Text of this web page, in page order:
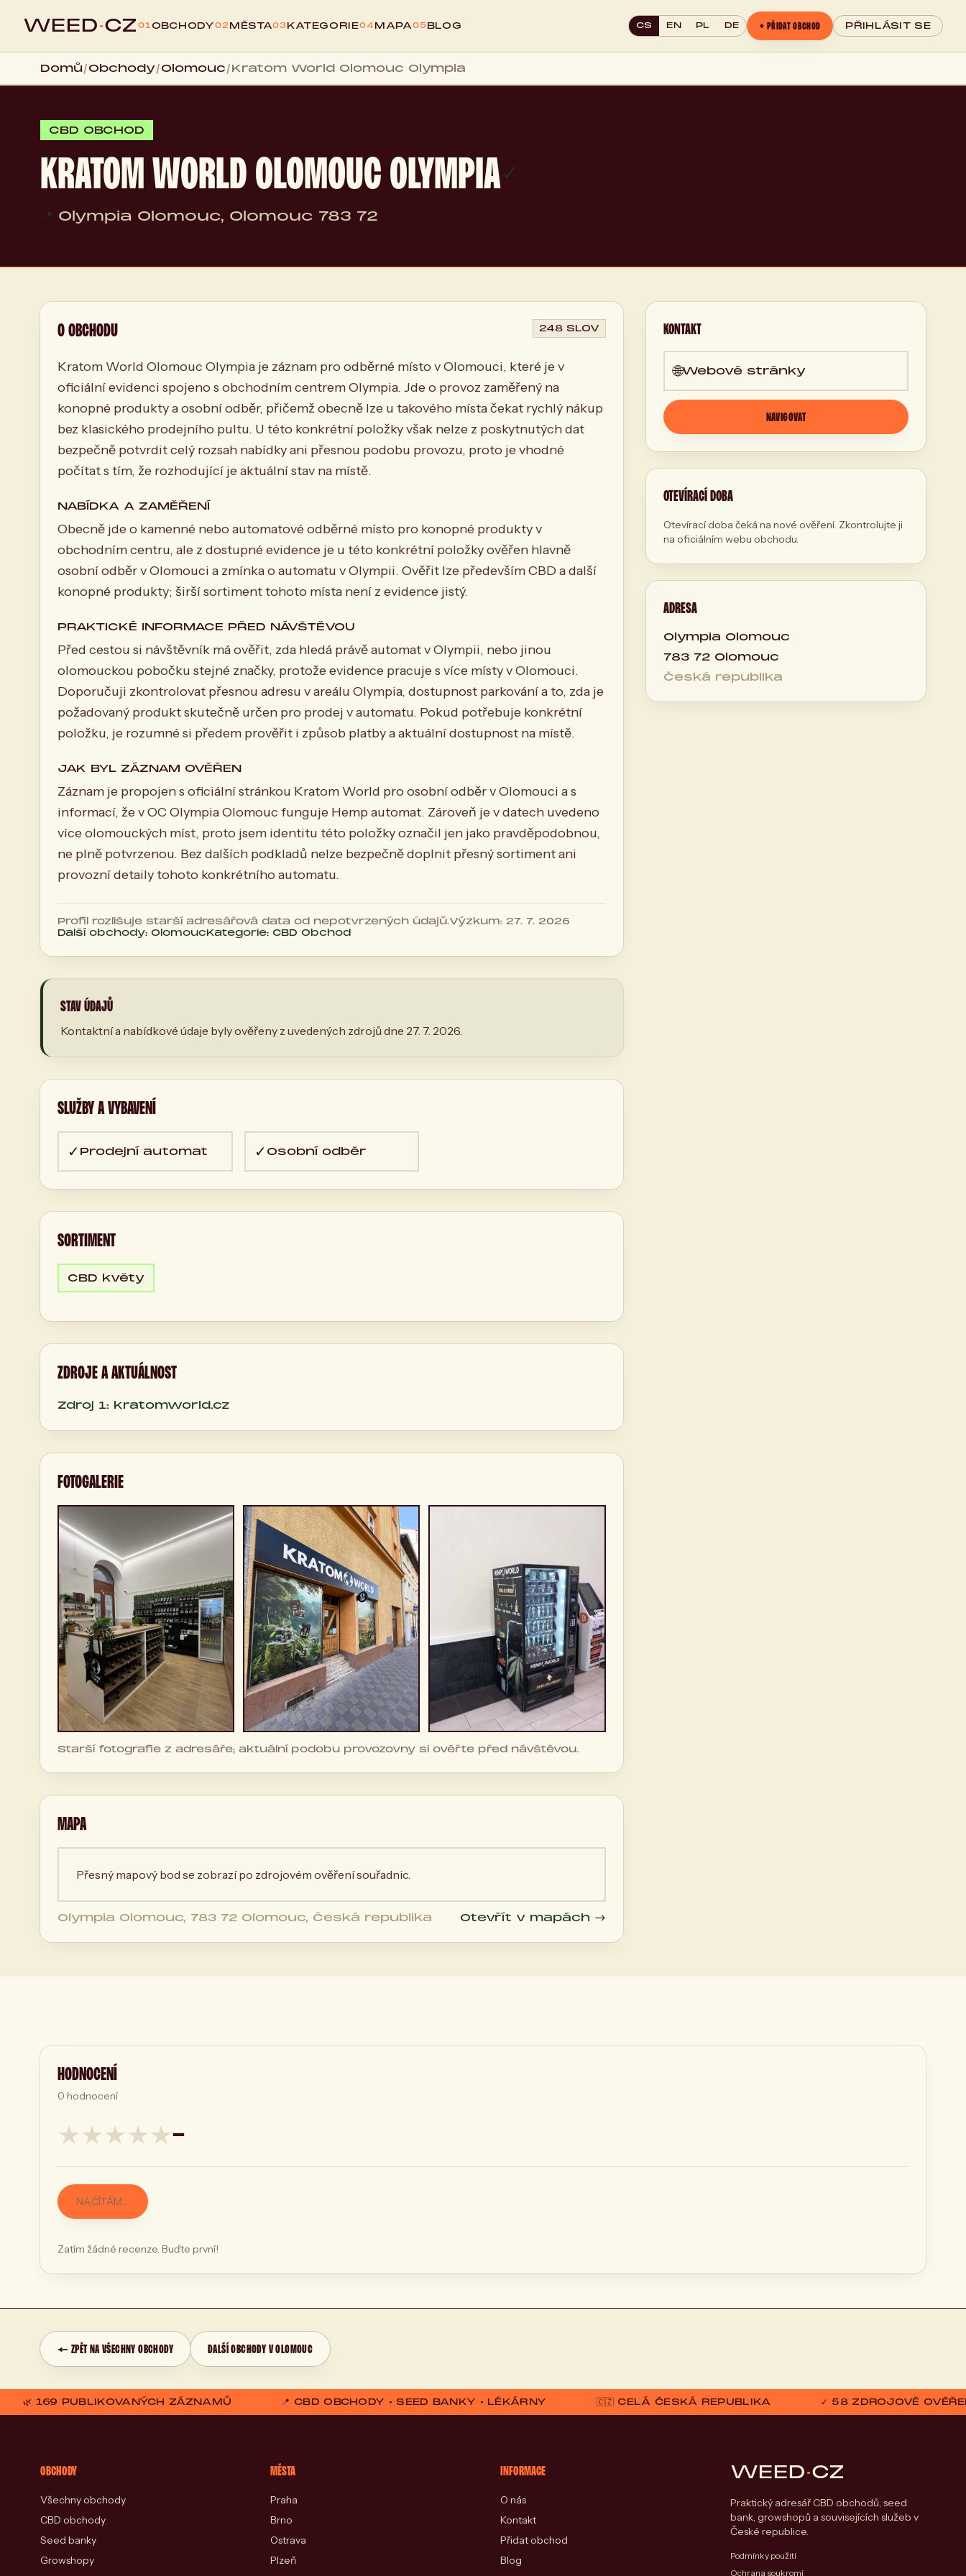
WEED·CZ 01OBCHODY02 MĚSTA03 KATEGORIE04 MAPA05 BLOG CS EN PL DE + PŘIDAT OBCHOD PŘIHLÁSIT SE
Domů/Obchody/Olomouc/Kratom World Olomouc Olympia
CBD OBCHOD
KRATOM WORLD OLOMOUC OLYMPIA✓
📍 Olympia Olomouc, Olomouc 783 72
O OBCHODU 248 SLOV
Kratom World Olomouc Olympia je záznam pro odběrné místo v Olomouci, které je v
oficiální evidenci spojeno s obchodním centrem Olympia. Jde o provoz zaměřený na
konopné produkty a osobní odběr, přičemž obecně lze u takového místa čekat rychlý nákup
bez klasického prodejního pultu. U této konkrétní položky však nelze z poskytnutých dat
bezpečně potvrdit celý rozsah nabídky ani přesnou podobu provozu, proto je vhodné
počítat s tím, že rozhodující je aktuální stav na místě.
NABÍDKA A ZAMĚŘENÍ
Obecně jde o kamenné nebo automatové odběrné místo pro konopné produkty v
obchodním centru, ale z dostupné evidence je u této konkrétní položky ověřen hlavně
osobní odběr v Olomouci a zmínka o automatu v Olympii. Ověřit lze především CBD a další
konopné produkty; širší sortiment tohoto místa není z evidence jistý.
PRAKTICKÉ INFORMACE PŘED NÁVŠTĚVOU
Před cestou si návštěvník má ověřit, zda hledá právě automat v Olympii, nebo jinou
olomouckou pobočku stejné značky, protože evidence pracuje s více místy v Olomouci.
Doporučuji zkontrolovat přesnou adresu v areálu Olympia, dostupnost parkování a to, zda je
požadovaný produkt skutečně určen pro prodej v automatu. Pokud potřebuje konkrétní
položku, je rozumné si předem prověřit i způsob platby a aktuální dostupnost na místě.
JAK BYL ZÁZNAM OVĚŘEN
Záznam je propojen s oficiální stránkou Kratom World pro osobní odběr v Olomouci a s
informací, že v OC Olympia Olomouc funguje Hemp automat. Zároveň je v datech uvedeno
více olomouckých míst, proto jsem identitu této položky označil jen jako pravděpodobnou,
ne plně potvrzenou. Bez dalších podkladů nelze bezpečně doplnit přesný sortiment ani
provozní detaily tohoto konkrétního automatu.
Profil rozlišuje starší adresářová data od nepotvrzených údajů.Výzkum: 27. 7. 2026
Další obchody: OlomoucKategorie: CBD Obchod
STAV ÚDAJŮ
Kontaktní a nabídkové údaje byly ověřeny z uvedených zdrojů dne 27. 7. 2026.
SLUŽBY A VYBAVENÍ
✓ Prodejní automat ✓ Osobní odběr
SORTIMENT
CBD květy
ZDROJE A AKTUÁLNOST
Zdroj 1: kratomworld.cz
FOTOGALERIE
Starší fotografie z adresáře; aktuální podobu provozovny si ověřte před návštěvou.
MAPA
Přesný mapový bod se zobrazí po zdrojovém ověření souřadnic.
Olympia Olomouc, 783 72 Olomouc, Česká republika Otevřít v mapách →
KONTAKT
🌐Webové stránky
NAVIGOVAT
OTEVÍRACÍ DOBA
Otevírací doba čeká na nové ověření. Zkontrolujte ji
na oficiálním webu obchodu.
ADRESA
Olympia Olomouc
783 72 Olomouc
Česká republika
HODNOCENÍ
0 hodnocení
★★★★★—
NAČÍTÁM…
Zatím žádné recenze. Buďte první!
← ZPĚT NA VŠECHNY OBCHODY DALŠÍ OBCHODY V OLOMOUC
🌿 169 PUBLIKOVANÝCH ZÁZNAMŮ 📍 CBD OBCHODY • SEED BANKY • LÉKÁRNY 🇨🇿 CELÁ ČESKÁ REPUBLIKA ✓ 58 ZDROJOVĚ
OBCHODY
Všechny obchody
CBD obchody
Seed banky
Growshopy
MĚSTA
Praha
Brno
Ostrava
Plzeň
INFORMACE
O nás
Kontakt
Přidat obchod
Blog
WEED·CZ
Praktický adresář CBD obchodů, seed
bank, growshopů a souvisejících služeb v
České republice.
Podmínky použití
Ochrana soukromí